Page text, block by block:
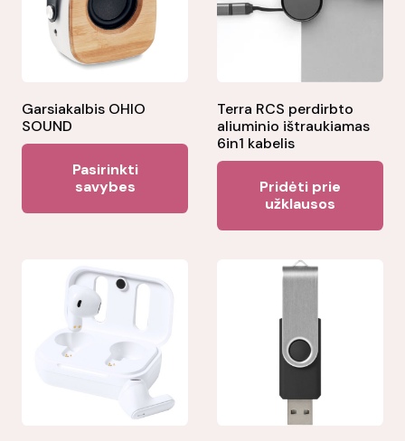
Garsiakalbis OHIO
SOUND
Pasirinkti
savybes
has
multiple
Terra RCS perdirbto
aliuminio ištraukiamas
6in1 kabelis
Pridėti prie
užklausos